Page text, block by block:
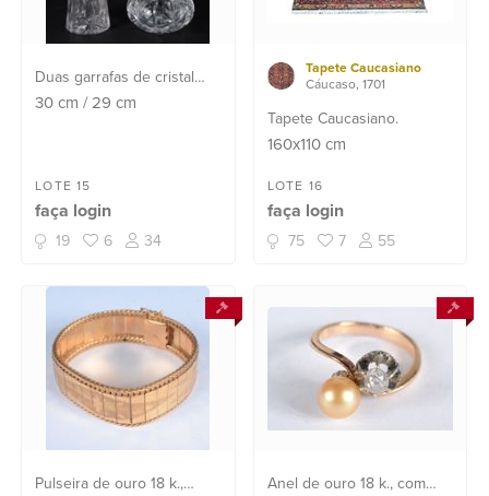
Duas garrafas de cristal
tcheco lapidadas.
30 cm/ 29 cm
LOTE 15
faça login
19 6 34
Tapete Caucasiano
Cáucaso, 1701
Tapete Caucasiano.
160x110cm
LOTE 16
faça login
75 7 55
Pulseira de ouro 18 k.,
Anel de ouro 18 k., com